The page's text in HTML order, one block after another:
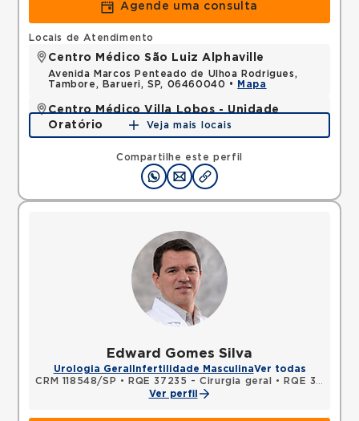
Agende uma consulta
Compartilhe este perfil
Locais de Atendimento
Centro Médico São Luiz Alphaville
Avenida Marcos Penteado de Ulhoa Rodrigues,
Tambore, Barueri, SP, 06460040 •
Mapa
Centro Médico Villa Lobos - Unidade
Oratório
Rua do Oratorio, Mooca, Sao Paulo, SP, 03117000 •
Veja mais locais
Edward Gomes Silva
Urologia Geral Infertilidade MasculinaVer todas
CRM 118548/SP • RQE 37235 - Cirurgia geral •
RQE 37236 - Urologia
Ver perfil